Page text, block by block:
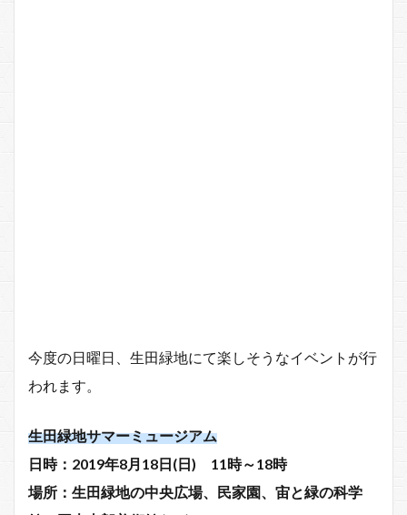
今度の日曜日、生田緑地にて楽しそうなイベントが行
われます。
生田緑地サマーミュージアム
日時：2019年8月18日(日) 11時～18時
場所：生田緑地の中央広場、民家園、宙と緑の科学